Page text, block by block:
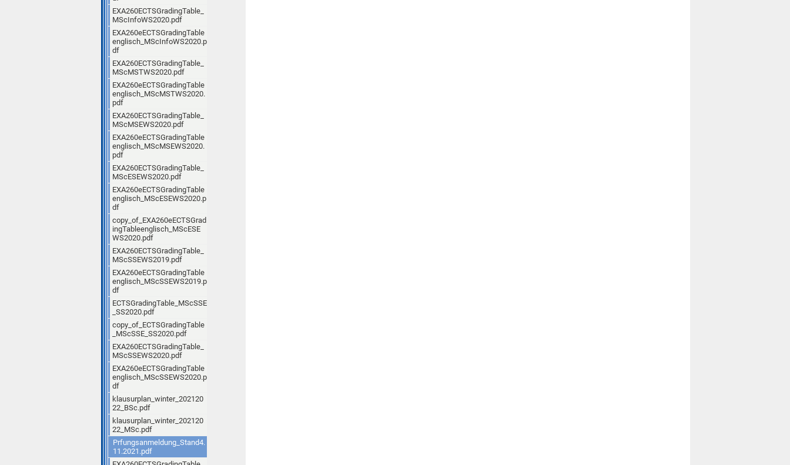
EXA260ECTSGradingTable_
MScInfoWS2020.pdf
EXA260eECTSGradingTable
englisch_MScInfoWS2020.p
df
EXA260ECTSGradingTable_
MScMSTWS2020.pdf
EXA260eECTSGradingTable
englisch_MScMSTWS2020.
pdf
EXA260ECTSGradingTable_
MScMSEWS2020.pdf
EXA260eECTSGradingTable
englisch_MScMSEWS2020.
pdf
EXA260ECTSGradingTable_
MScESEWS2020.pdf
EXA260eECTSGradingTable
englisch_MScESEWS2020.p
df
copy_of_EXA260eECTSGrad
ingTableenglisch_MScESE
WS2020.pdf
EXA260ECTSGradingTable_
MScSSEWS2019.pdf
EXA260eECTSGradingTable
englisch_MScSSEWS2019.p
df
ECTSGradingTable_MScSSE
_SS2020.pdf
copy_of_ECTSGradingTable
_MScSSE_SS2020.pdf
EXA260ECTSGradingTable_
MScSSEWS2020.pdf
EXA260eECTSGradingTable
englisch_MScSSEWS2020.p
df
klausurplan_winter_202120
22_BSc.pdf
klausurplan_winter_202120
22_MSc.pdf
Prfungsanmeldung_Stand4.
11.2021.pdf